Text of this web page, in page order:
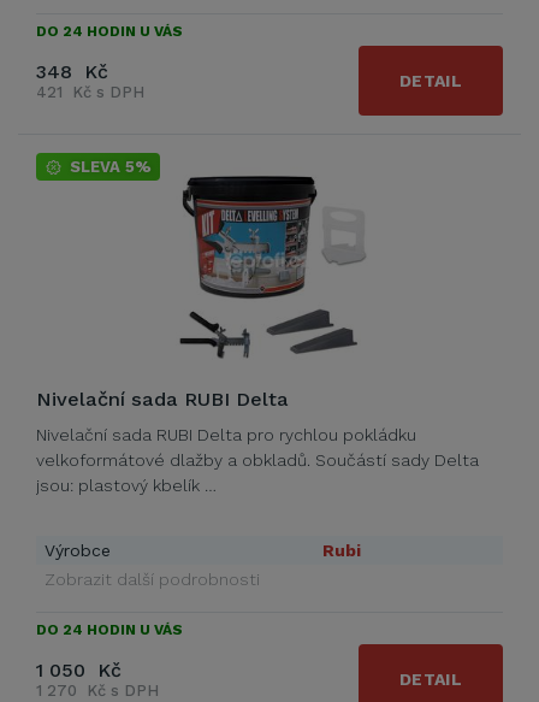
DO 24 HODIN U VÁS
348 Kč
421 Kč s DPH
DETAIL
SLEVA 5%
Nivelační sada RUBI Delta
Nivelační sada RUBI Delta pro rychlou pokládku
velkoformátové dlažby a obkladů. Součástí sady Delta
jsou: plastový kbelík …
Výrobce
Rubi
Zobrazit další podrobnosti
DO 24 HODIN U VÁS
1 050 Kč
1 270 Kč s DPH
DETAIL